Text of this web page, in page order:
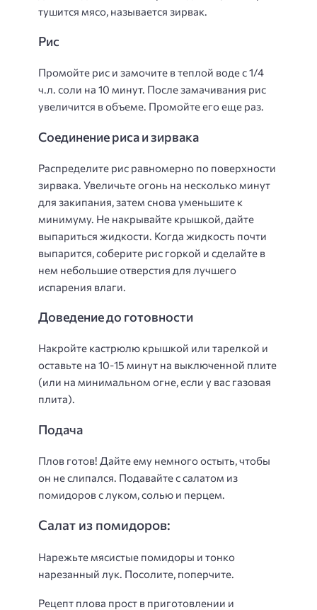
тушится мясо, называется зирвак.
Рис
Промойте рис и замочите в теплой воде с 1/4
ч.л. соли на 10 минут. После замачивания рис
увеличится в объеме. Промойте его еще раз.
Соединение риса и зирвака
Распределите рис равномерно по поверхности
зирвака. Увеличьте огонь на несколько минут
для закипания, затем снова уменьшите к
минимуму. Не накрывайте крышкой, дайте
выпариться жидкости. Когда жидкость почти
выпарится, соберите рис горкой и сделайте в
нем небольшие отверстия для лучшего
испарения влаги.
Доведение до готовности
Накройте кастрюлю крышкой или тарелкой и
оставьте на 10-15 минут на выключенной плите
(или на минимальном огне, если у вас газовая
плита).
Подача
Плов готов! Дайте ему немного остыть, чтобы
он не слипался. Подавайте с салатом из
помидоров с луком, солью и перцем.
Салат из помидоров:
Нарежьте мясистые помидоры и тонко
нарезанный лук. Посолите, поперчите.
Рецепт плова прост в приготовлении и